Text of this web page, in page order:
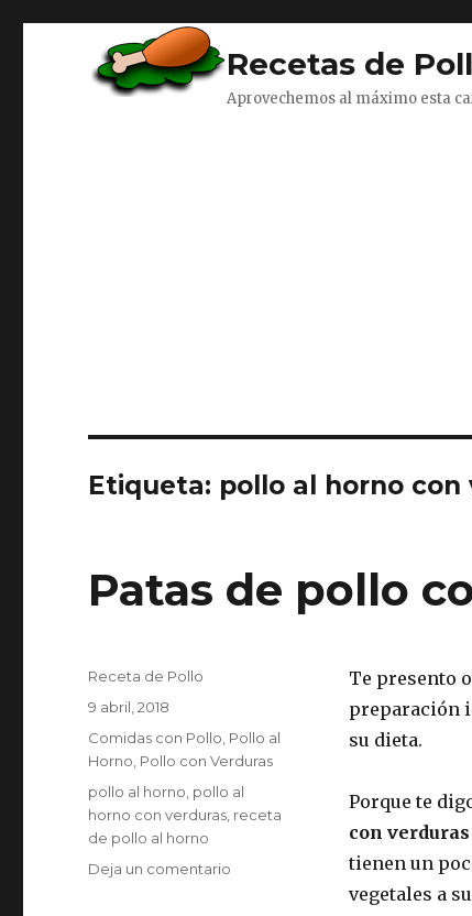
Recetas de
Aprovechemos al máximo esta
Etiqueta: pollo al horno con
Patas de pollo
Te presento
preparación
su dieta.
Porque te
con verduras
tienen un
vegetales a
Autor
Receta de Pollo
Publicado
9 abril, 2018
Categorías
Comidas con Pollo Pollo al
Horno Pollo con Verduras
Etiquetas
pollo al horno pollo al
horno con verduras receta
de pollo al horno
Deja un comentario